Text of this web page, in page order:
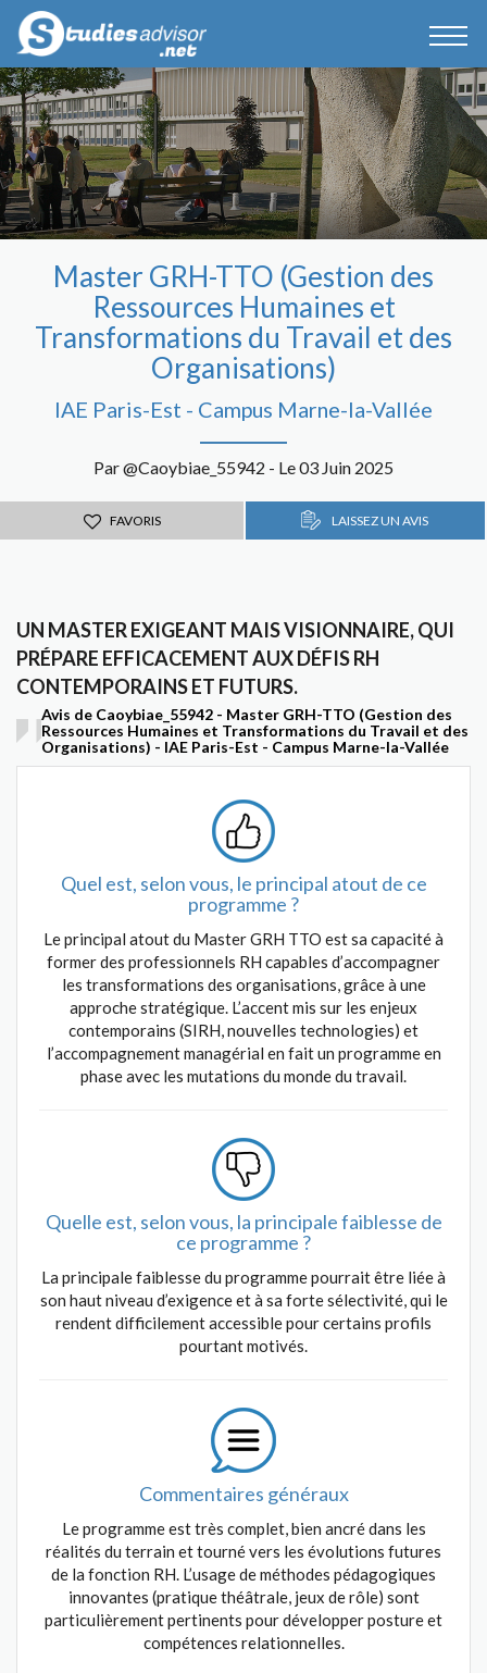
Master GRH-TTO (Gestion des
Ressources Humaines et
Transformations du Travail et des
Organisations)
IAE Paris-Est - Campus Marne-la-Vallée
Par @Caoybiae_55942 - Le 03 Juin 2025
FAVORIS LAISSEZ UN AVIS
UN MASTER EXIGEANT MAIS VISIONNAIRE, QUI
PRÉPARE EFFICACEMENT AUX DÉFIS RH
CONTEMPORAINS ET FUTURS.
Avis de Caoybiae_55942 - Master GRH-TTO (Gestion des
Ressources Humaines et Transformations du Travail et des
Organisations) - IAE Paris-Est - Campus Marne-la-Vallée
Quel est, selon vous, le principal atout de ce
programme ?
Le principal atout du Master GRH TTO est sa capacité à
former des professionnels RH capables d’accompagner
les transformations des organisations, grâce à une
approche stratégique. L’accent mis sur les enjeux
contemporains (SIRH, nouvelles technologies) et
l’accompagnement managérial en fait un programme en
phase avec les mutations du monde du travail.
Quelle est, selon vous, la principale faiblesse de
ce programme ?
La principale faiblesse du programme pourrait être liée à
son haut niveau d’exigence et à sa forte sélectivité, qui le
rendent difficilement accessible pour certains profils
pourtant motivés.
Commentaires généraux
Le programme est très complet, bien ancré dans les
réalités du terrain et tourné vers les évolutions futures
de la fonction RH. L’usage de méthodes pédagogiques
innovantes (pratique théâtrale, jeux de rôle) sont
particulièrement pertinents pour développer posture et
compétences relationnelles.